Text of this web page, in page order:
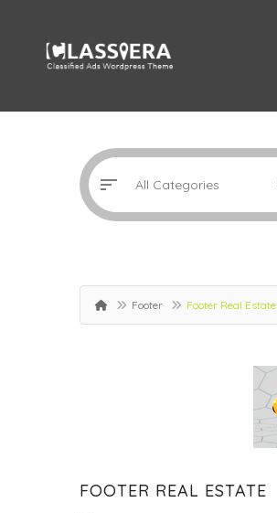
Footer Footer Real Estate
FOOTER REAL ESTATE